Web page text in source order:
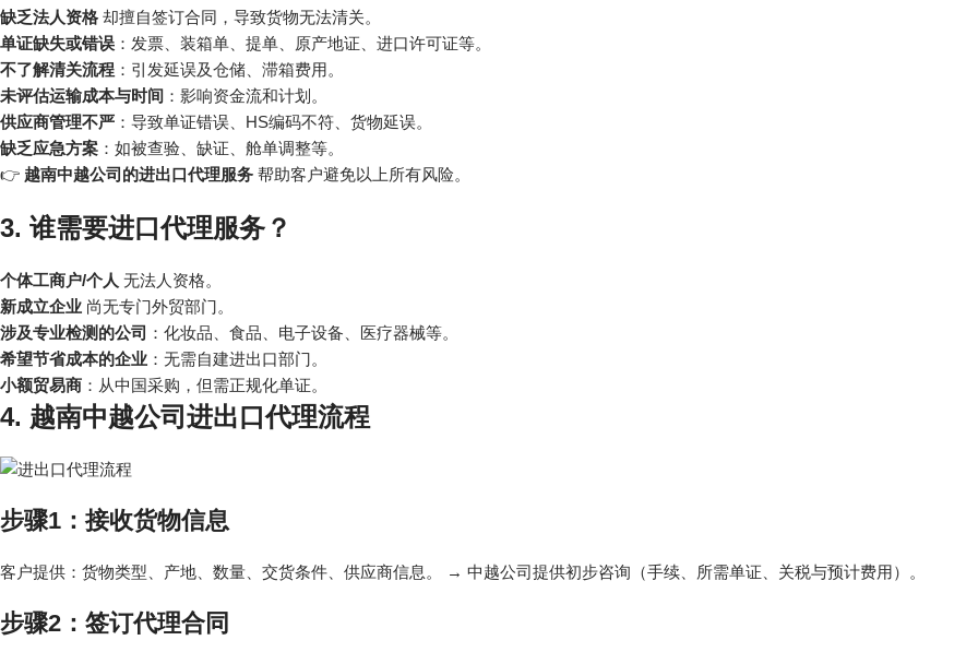
缺乏法人资格却擅自签订合同，导致货物无法清关。
单证缺失或错误 ：发票、装箱单、提单、原产地证、进口许可证等。
不了解清关流程 ：引发延误及仓储、滞箱费用。
未评估运输成本与时间 ：影响资金流和计划。
供应商管理不严 ：导致单证错误、HS编码不符、货物延误。
缺乏应急方案 ：如被查验、缺证、舱单调整等。
👉 越南中越公司的进出口代理服务 帮助客户避免以上所有风险。
3. 谁需要进口代理服务？
个体工商户/个人 无法人资格。
新成立企业 尚无专门外贸部门。
涉及专业检测的公司 ：化妆品、食品、电子设备、医疗器械等。
希望节省成本的企业 ：无需自建进出口部门。
小额贸易商 ：从中国采购，但需正规化单证。
4. 越南中越公司进出口代理流程
步骤1：接收货物信息
客户提供：货物类型、产地、数量、交货条件、供应商信息。 → 中越公司提供初步咨询（手续、所需单证、关税与预计费用）。
步骤2：签订代理合同